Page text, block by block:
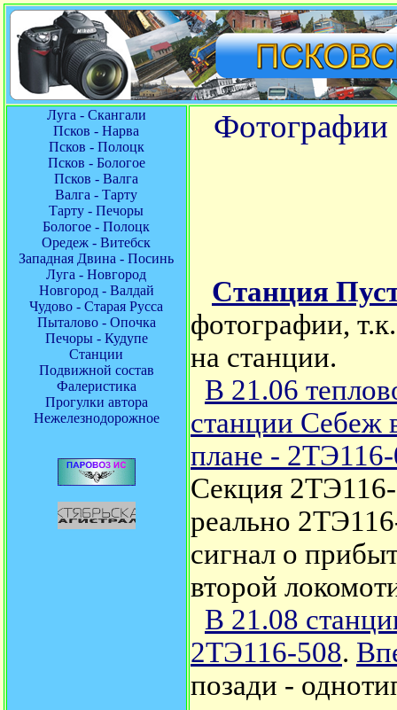
Луга - Скангали
Псков - Нарва
Псков - Полоцк
Псков - Бологое
Псков - Валга
Валга - Тарту
Тарту - Печоры
Бологое - Полоцк
Оредеж - Витебск
Западная Двина - Посинь
Луга - Новгород
Новгород - Валдай
Чудово - Старая Русса
Пыталово - Опочка
Печоры - Кудупе
Станции
Подвижной состав
Фалеристика
Прогулки автора
Нежелезнодорожное
Фотографии
Станция
фотографии,
на станции.
В 21.06
станции Себеж
плане -
Секция
реально
сигнал о
второй
В 21.08
2ТЭ116-508.
позади -